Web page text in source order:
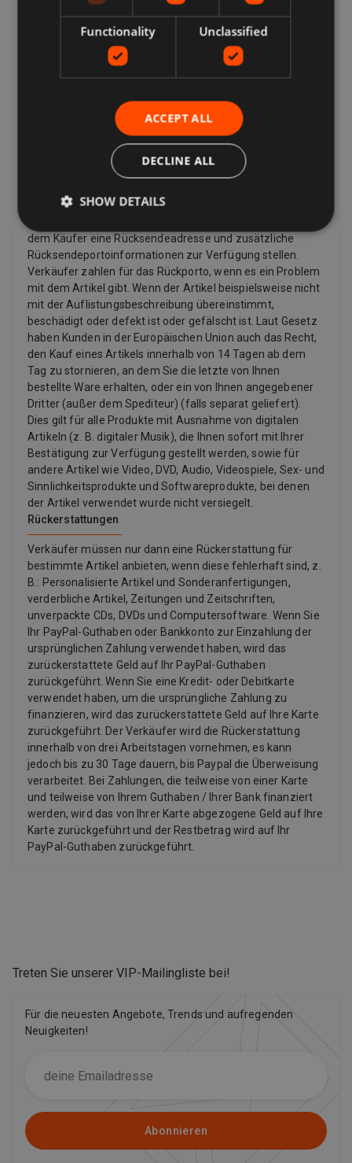
davon ab, was Sie zurückgeben möchten, warum Sie ihn
zurückgeben möchten und welche Rückgabebedingungen
der Verkäufer hat. Wenn der Artikel beschädigt ist oder
nicht mit der Auflistungsbeschreibung übereinstimmt,
Rücksendungen akzeptiert. Wenn Sie Ihre Meinung
geändert haben und keinen Artikel mehr möchten, können
Sie dennoch eine Rücksendung anfordern, der Verkäufer
muss diese jedoch nicht akzeptieren. Wenn der Käufer
seine Meinung zu einem Kauf ändert und einen Artikel
Rücksendekosten bezahlen, abhängig von den
dem Käufer eine Rücksendeadresse und zusätzliche
Rücksendeportoinformationen zur Verfügung stellen.
Verkäufer zahlen für das Rückporto, wenn es ein Problem
mit dem Artikel gibt. Wenn der Artikel beispielsweise nicht
mit der Auflistungsbeschreibung übereinstimmt,
beschädigt oder defekt ist oder gefälscht ist. Laut Gesetz
haben Kunden in der Europäischen Union auch das Recht,
den Kauf eines Artikels innerhalb von 14 Tagen ab dem
Tag zu stornieren, an dem Sie die letzte von Ihnen
bestellte Ware erhalten, oder ein von Ihnen angegebener
Dritter (außer dem Spediteur) (falls separat geliefert).
Dies gilt für alle Produkte mit Ausnahme von digitalen
Artikeln (z. B. digitaler Musik), die Ihnen sofort mit Ihrer
Bestätigung zur Verfügung gestellt werden, sowie für
andere Artikel wie Video, DVD, Audio, Videospiele, Sex- und
Sinnlichkeitsprodukte und Softwareprodukte, bei denen
der Artikel verwendet wurde nicht versiegelt.
Rückerstattungen
Verkäufer müssen nur dann eine Rückerstattung für
bestimmte Artikel anbieten, wenn diese fehlerhaft sind, z.
B.: Personalisierte Artikel und Sonderanfertigungen,
verderbliche Artikel, Zeitungen und Zeitschriften,
unverpackte CDs, DVDs und Computersoftware. Wenn Sie
Ihr PayPal-Guthaben oder Bankkonto zur Einzahlung der
ursprünglichen Zahlung verwendet haben, wird das
zurückerstattete Geld auf Ihr PayPal-Guthaben
zurückgeführt. Wenn Sie eine Kredit- oder Debitkarte
verwendet haben, um die ursprüngliche Zahlung zu
finanzieren, wird das zurückerstattete Geld auf Ihre Karte
zurückgeführt. Der Verkäufer wird die Rückerstattung
innerhalb von drei Arbeitstagen vornehmen, es kann
jedoch bis zu 30 Tage dauern, bis Paypal die Überweisung
verarbeitet. Bei Zahlungen, die teilweise von einer Karte
und teilweise von Ihrem Guthaben / Ihrer Bank finanziert
werden, wird das von Ihrer Karte abgezogene Geld auf Ihre
Karte zurückgeführt und der Restbetrag wird auf Ihr
PayPal-Guthaben zurückgeführt.
Treten Sie unserer VIP-Mailingliste bei!
Für die neuesten Angebote, Trends und aufregenden
Neuigkeiten!
Abonnieren
Functionality Unclassified
ACCEPT ALL
DECLINE ALL
SHOW DETAILS